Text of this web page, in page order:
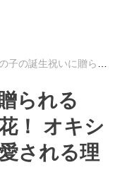
生祝いに贈られる「ベビーブルー」の花！ オキシペタラムが世界中で愛される理由
られる
！ オキシ
される理